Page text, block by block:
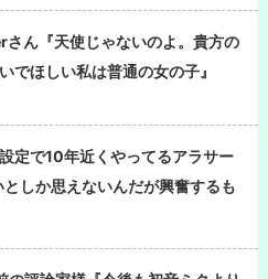
さん『天使じゃないのよ。貴方の
でほしい私は普通の女の子』
設定で10年近くやってるアラサー
しか思えないんだが興奮するも